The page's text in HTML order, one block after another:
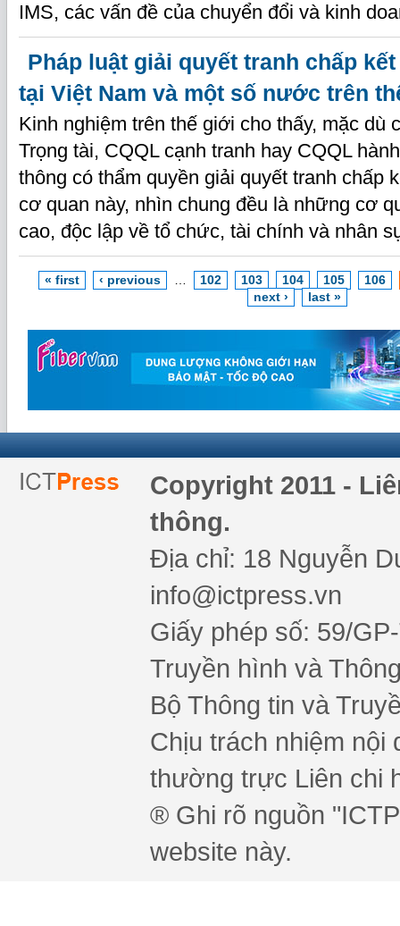
IMS, các vấn đề của chuyển đổi và kinh
Pháp luật giải quyết tranh chấp
tại Việt Nam và một số nước trên
Kinh nghiệm trên thế giới cho thấy, mặc dù
Trọng tài, CQQL cạnh tranh hay CQQL
thông có thẩm quyền giải quyết tranh chấp
cơ quan này, nhìn chung đều là những cơ
cao, độc lập về tổ chức, tài chính và nhân
« first ‹ previous 102 103 104 105
106
next ›
last »
Copyright 2011 -
thông.
Địa chỉ: 18 Nguyễn
info@ictpress.vn
Giấy phép số: 59/
Truyền hình và
Bộ Thông tin và
Chịu trách nhiệm nội
thường trực Liên chi
® Ghi rõ nguồn
website này.